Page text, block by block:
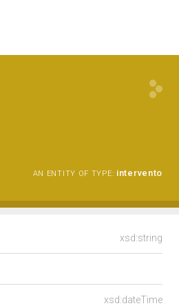
AN ENTITY OF TYPE: intervento
xsd:string
xsd:dateTime